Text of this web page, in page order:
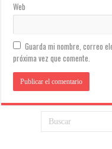
Web
Guarda mi nombre, correo
próxima vez que comente.